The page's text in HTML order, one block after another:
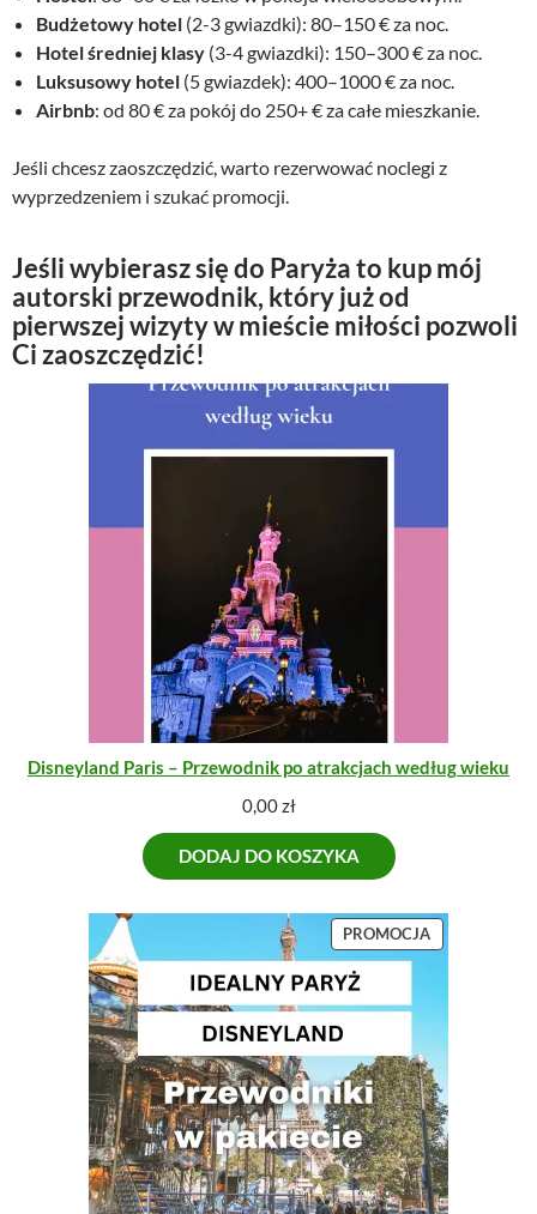
Budżetowy hotel (2-3 gwiazdki): 80–150 € za noc.
Hotel średniej klasy (3-4 gwiazdki): 150–300 € za noc.
Luksusowy hotel (5 gwiazdek): 400–1000 € za noc.
Airbnb: od 80 € za pokój do 250+ € za całe mieszkanie.
Jeśli chcesz zaoszczędzić, warto rezerwować noclegi z
wyprzedzeniem i szukać promocji.
Jeśli wybierasz się do Paryża to kup mój
autorski przewodnik, który już od
pierwszej wizyty w mieście miłości pozwoli
Ci zaoszczędzić!
Disneyland Paris – Przewodnik po atrakcjach według wieku
0,00zł
DODAJ DO KOSZYKA
PROMOCJAP
R
T
W
P
R
O
M
O